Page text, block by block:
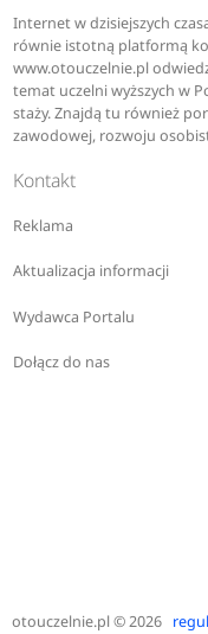
Internet w dzisiejszych
równie istotną platformą
www.otouczelnie.pl
temat uczelni wyższych w
staży. Znajdą tu również
zawodowej, rozwoju
Kontakt
Reklama
Aktualizacja informacji
Wydawca Portalu
Dołącz do nas
otouczelnie.pl© 2026